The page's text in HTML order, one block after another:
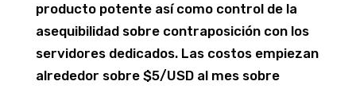
producto potente así­ como control de la
asequibilidad sobre contraposición con los
servidores dedicados. Las costos empiezan
alrededor sobre $5/USD al mes sobre